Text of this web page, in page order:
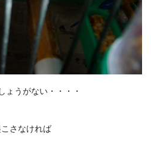
ょうがない・・・・
さなければ